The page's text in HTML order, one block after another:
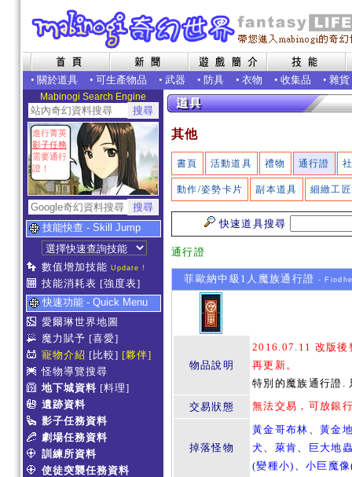
• 關於道具 • 可生產物品 • 武器 • 防具 • 衣物 • 收集品 • 雜貨
Mabinogi Search Engine
進行菁英
影子任務
需要通行
證！
技能快查 - Skill Jump
數值增加技能 Update !
技能消耗表 [強度表]
快速功能 - Quick Menu
愛爾琳世界地圖
魔力賦予 [喜愛]
寵物介紹 [比較] [夥伴]
怪物導覽搜尋
地下城資料 [料理]
遺跡資料
影子任務資料
劇場任務資料
訓練所資料
使徒突襲任務資料
其他
書頁 活動道具 禮物 通行證
動作/姿勢卡片 副本道具 細緻工
快速道具搜尋
通行證
菲歐納中級1人魔族通行證 -
物品說明
2016.07.11 改版後
再更新。
特別的魔族通行證.
交易狀態
無法交易，可放銀
掉落怪物
黃金哥布林 、黃金
犬 、 萊肯、
巨大地
(變種小) 、小巨魔